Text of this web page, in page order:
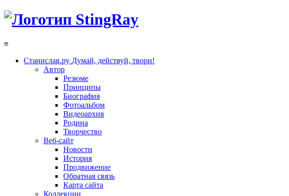
≡
Станислав.ру Думай, действуй, твори!
Автор
Резюме
Принципы
Биография
Фотоальбом
Видеоархив
Родина
Творчество
Веб-сайт
Новости
История
Продвижение
Обратная связь
Карта сайта
Коллекции